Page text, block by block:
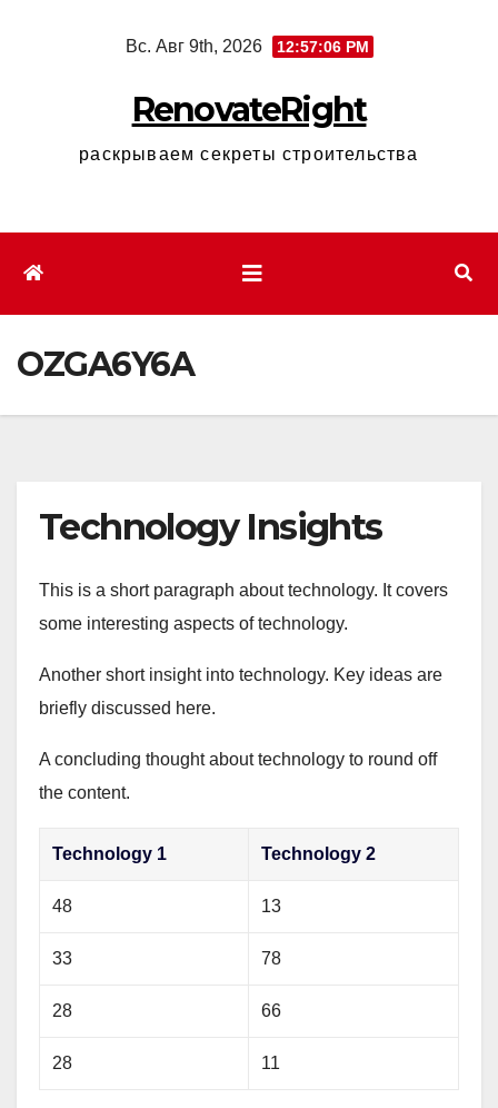
Вс. Авг 9th, 2026 12:57:07 PM
RenovateRight
раскрываем секреты строительства
OZGA6Y6A
Technology Insights
This is a short paragraph about technology. It covers
some interesting aspects of technology.
Another short insight into technology. Key ideas are
briefly discussed here.
A concluding thought about technology to round off
the content.
Technology 1 Technology 2
48 13
33 78
28 66
28 11